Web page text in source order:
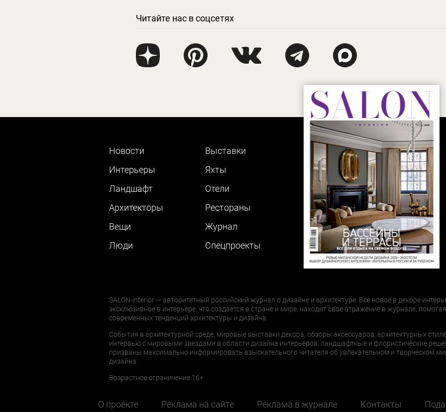
Читайте нас в соцсетях
Новости
Интерьеры
Ландшафт
Архитекторы
Вещи
Люди
Выставки
Яхты
Отели
Рестораны
Журнал
Cпецпроекты
SALON-interior — авторитетный российский журнал о дизайне и архитектуре. Все новое в декоре
эксклюзивное в интерьере, что создается в стране и мире, находит свое отражение в журнале,
современных тенденций архитектуры и дизайна.
События в архитектурной среде, мировые выставки декора, обзоры аксессуаров, архитектурных
интервью с мировыми звездами в области дизайна интерьеров, ландшафтные и флористические
призваны максимально информировать взыскательного читателя об увлекательном и творческом
дизайна.
Возрастное ограничение 16+
О проекте Реклама на сайте Реклама в журнале Контакты